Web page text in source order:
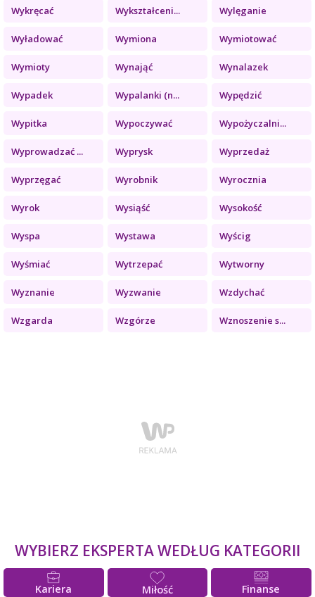
Wykręcać Wykształceni... Wylęganie
Wyładować Wymiona Wymiotować
Wymioty Wynająć Wynalazek
Wypadek Wypalanki (n... Wypędzić
Wypitka Wypoczywać Wypożyczalni...
Wyprowadzać ... Wyprysk Wyprzedaż
Wyprzęgać Wyrobnik Wyrocznia
Wyrok Wysiąść Wysokość
Wyspa Wystawa Wyścig
Wyśmiać Wytrzepać Wytworny
Wyznanie Wyzwanie Wzdychać
Wzgarda Wzgórze Wznoszenie s...
WYBIERZ EKSPERTA WEDŁUG KATEGORII
Kariera Miłość Finanse